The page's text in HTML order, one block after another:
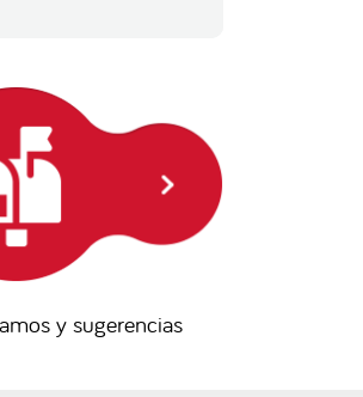
y sugerencias